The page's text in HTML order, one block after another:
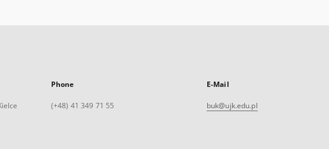
Phone
(+48) 41 349 71 55
E-Mail
buk@ujk.edu.pl